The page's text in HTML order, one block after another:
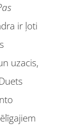
ir ļoti
uzacis,